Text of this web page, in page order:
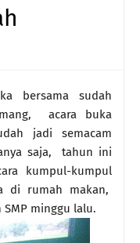
bersama sudah
acara buka
jadi semacam
saja, tahun ini
kumpul-kumpul
di rumah makan,
minggu lalu.